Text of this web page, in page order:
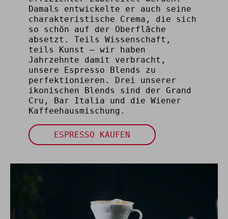
Damals entwickelte er auch seine
charakteristische Crema, die sich
so schön auf der Oberfläche
absetzt. Teils Wissenschaft,
teils Kunst – wir haben
Jahrzehnte damit verbracht,
unsere Espresso Blends zu
perfektionieren. Drei unserer
ikonischen Blends sind der Grand
Cru, Bar Italia und die Wiener
Kaffeehausmischung.
ESPRESSO KAUFEN